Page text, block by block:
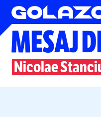
Nationala
MESAJ
Nicolae